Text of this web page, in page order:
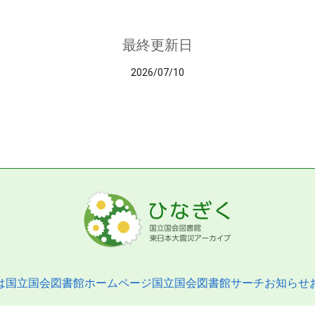
最終更新日
2026/07/10
国立国会図書館ホームページ国立国会図書館サーチお知らせ